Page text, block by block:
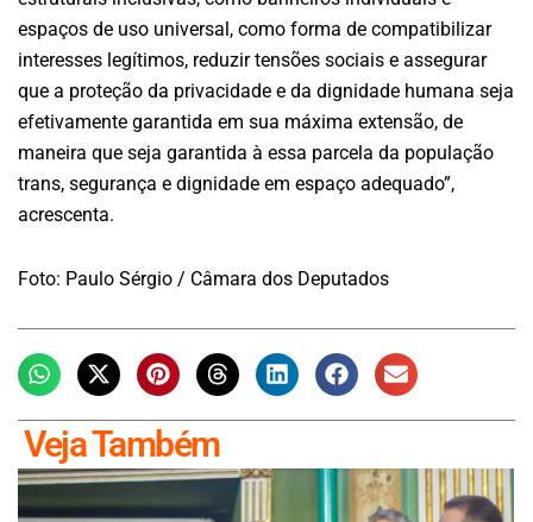
espaços de uso universal, como forma de compatibilizar
interesses legítimos, reduzir tensões sociais e assegurar
que a proteção da privacidade e da dignidade humana seja
efetivamente garantida em sua máxima extensão, de
maneira que seja garantida à essa parcela da população
trans, segurança e dignidade em espaço adequado”,
acrescenta.
Foto: Paulo Sérgio / Câmara dos Deputados
Veja Também